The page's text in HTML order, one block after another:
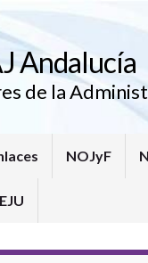
Andalucía
de la
NOJyF